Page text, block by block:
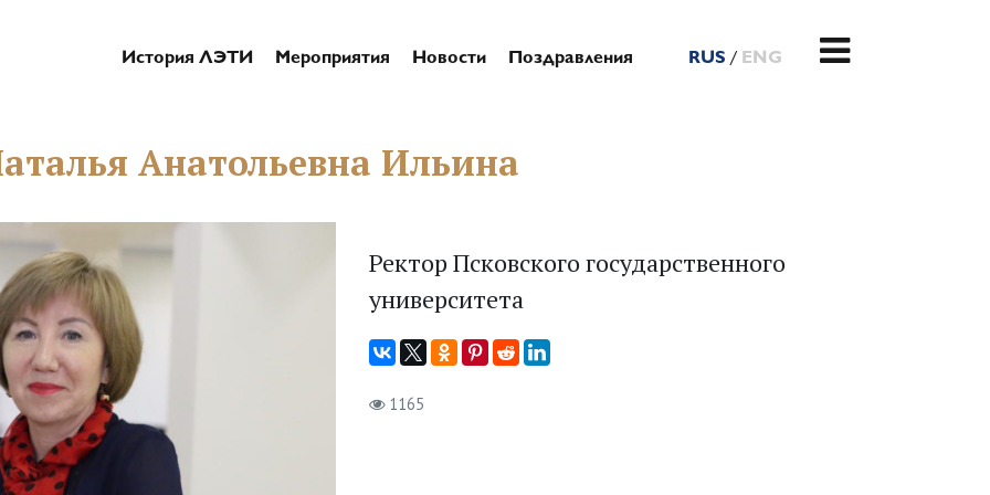
История ЛЭТИ Мероприятия Новости Поздравления RUS / ENG
Анатольевна Ильина
Ректор Псковского государственного
университета
1165